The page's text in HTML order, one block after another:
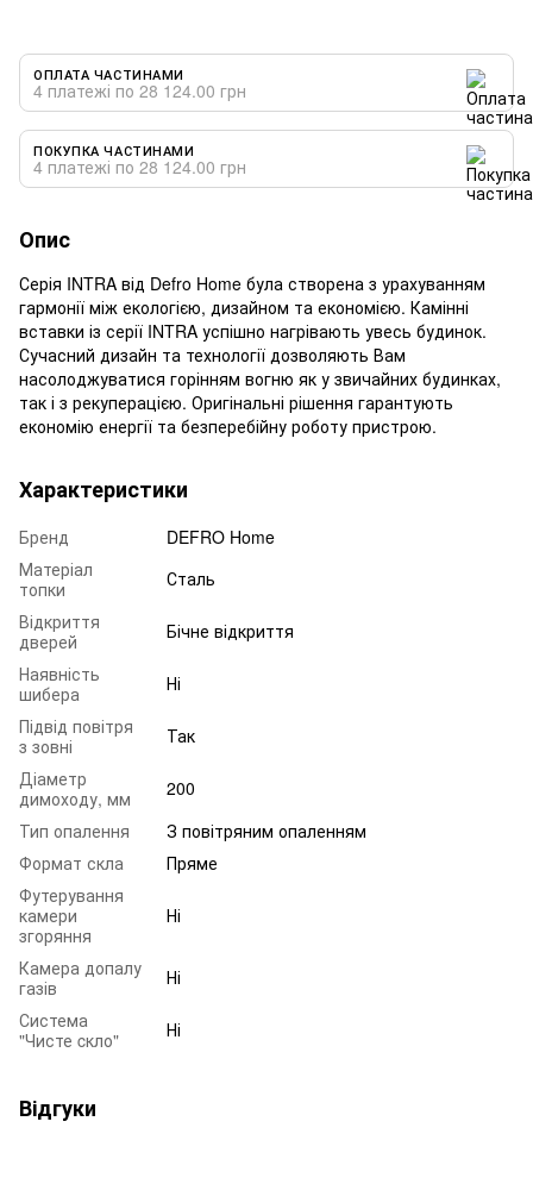
ОПЛАТА ЧАСТИНАМИ
4 платежі по 28 124.00 грн
ПОКУПКА ЧАСТИНАМИ
4 платежі по 28 124.00 грн
Опис
Серія INTRA від Defro Home була створена з урахуванням
гармонії між екологією, дизайном та економією. Камінні
вставки із серії INTRA успішно нагрівають увесь будинок.
Сучасний дизайн та технології дозволяють Вам
насолоджуватися горінням вогню як у звичайних будинках,
так і з рекуперацією. Оригінальні рішення гарантують
економію енергії та безперебійну роботу пристрою.
Характеристики
Бренд
DEFRO Home
Матеріал
топки
Сталь
Відкриття
дверей
Бічне відкриття
Наявність
шибера
Ні
Підвід повітря
з зовні
Так
Діаметр
димоходу, мм
200
Тип опалення
З повітряним опаленням
Формат скла
Пряме
Футерування
камери
згоряння
Ні
Камера допалу
газів
Ні
Система
"Чисте cкло"
Ні
Відгуки